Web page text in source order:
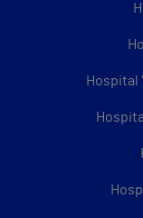
Hospital